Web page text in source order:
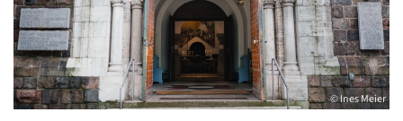
© Ines Meier